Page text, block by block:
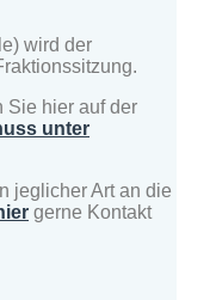
wird der
Sie hier auf der
unter
jeglicher Art an die
gerne Kontakt